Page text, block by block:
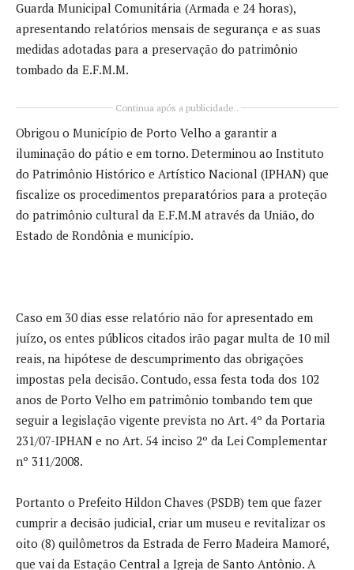
Guarda Municipal Comunitária (Armada e 24 horas),
apresentando relatórios mensais de segurança e as suas
medidas adotadas para a preservação do patrimônio
tombado da E.F.M.M.
Continua após a publicidade..
Obrigou o Município de Porto Velho a garantir a
iluminação do pátio e em torno. Determinou ao Instituto
do Patrimônio Histórico e Artístico Nacional (IPHAN) que
fiscalize os procedimentos preparatórios para a proteção
do patrimônio cultural da E.F.M.M através da União, do
Estado de Rondônia e município.
Caso em 30 dias esse relatório não for apresentado em
juízo, os entes públicos citados irão pagar multa de 10 mil
reais, na hipótese de descumprimento das obrigações
impostas pela decisão. Contudo, essa festa toda dos 102
anos de Porto Velho em patrimônio tombando tem que
seguir a legislação vigente prevista no Art. 4º da Portaria
231/07-IPHAN e no Art. 54 inciso 2º da Lei Complementar
nº 311/2008.
Portanto o Prefeito Hildon Chaves (PSDB) tem que fazer
cumprir a decisão judicial, criar um museu e revitalizar os
oito (8) quilômetros da Estrada de Ferro Madeira Mamoré,
que vai da Estação Central a Igreja de Santo Antônio. A